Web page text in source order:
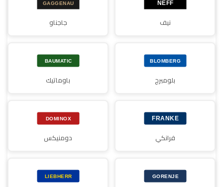
نيف جاجناو
بلومبرج باوماتيك
فرانكي دومنيكس